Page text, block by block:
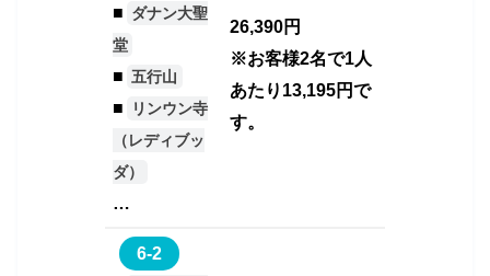
■ ダナン大聖
堂
■ 五行山
■
リンウン寺
（レディブッ
ダ）
…
26,390円
※お客様2名で1人
あたり13,195円で
す。
6-2